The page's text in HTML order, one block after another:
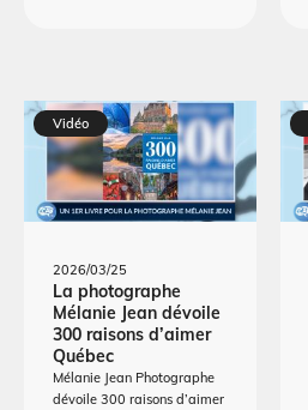
Vidéo
2026/03/25
La photographe
Mélanie Jean dévoile
300 raisons d’aimer
Québec
Mélanie Jean Photographe
dévoile 300 raisons d’aimer